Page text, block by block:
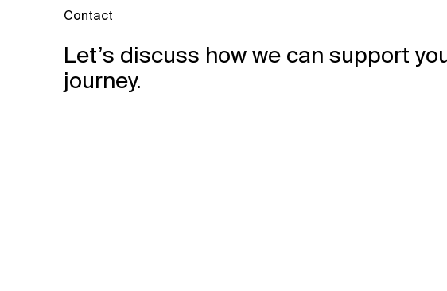
Contact
Let’s discuss how we can support
journey.